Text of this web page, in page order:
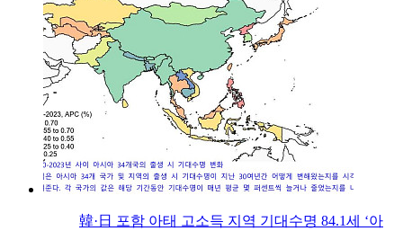
韓·日 포함 아태 고소득 지역 기대수명 84.1세 ‘아